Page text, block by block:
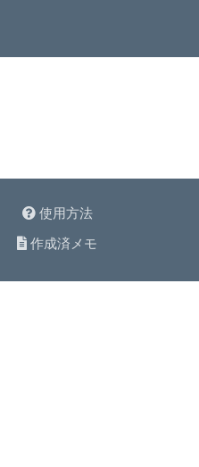
使用方法
作成済メモ